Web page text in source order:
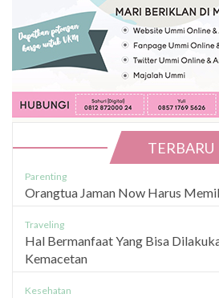
TERBARU
Parenting
Orangtua Jaman Now Harus
Traveling
Hal Bermanfaat Yang Bisa
Kemacetan
Kesehatan